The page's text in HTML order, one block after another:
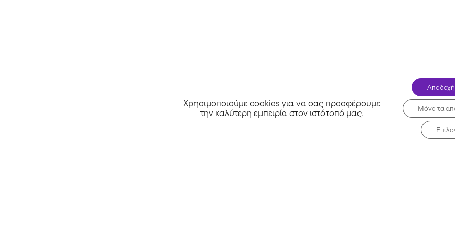
Χρησιμοποιούμε cookies για να σας προσφέρουμε
την καλύτερη εμπειρία στον ιστότοπό μας. Μόνο τα